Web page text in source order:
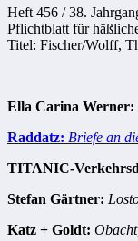
Heft 456 / 38.
Pflichtblatt für
Titel: Fischer/Wolff,
Ella Carina Werner:
Raddatz: Briefe an
TITANIC-
Stefan Gärtner:
Katz + Goldt: